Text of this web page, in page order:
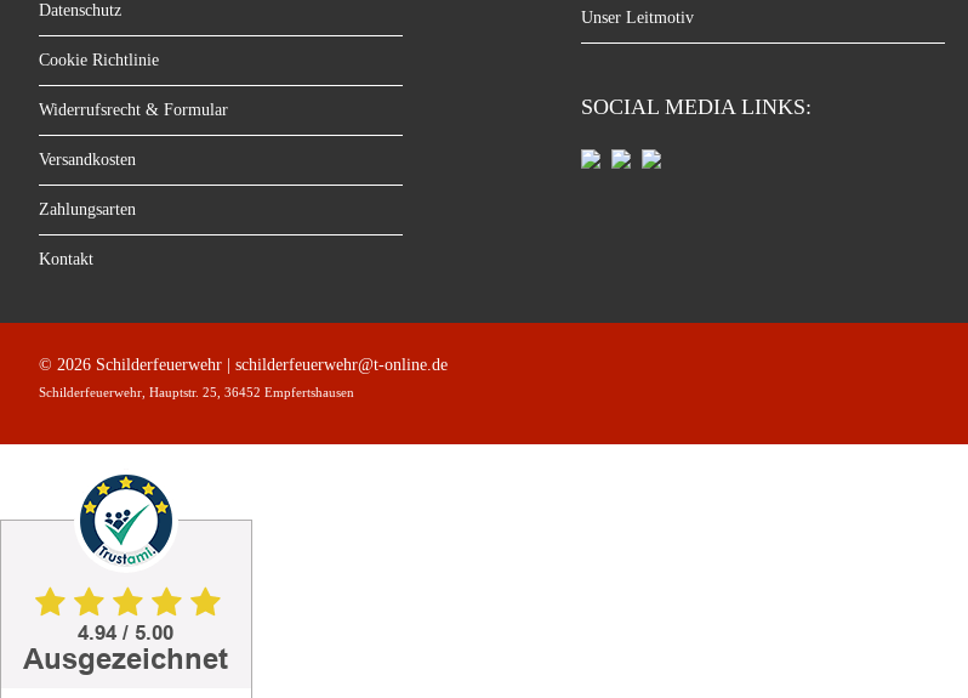
© 2026 Schilderfeuerwehr | schilderfeuerwehr@t-online.de
Schilderfeuerwehr, Hauptstr. 25, 36452 Empfertshausen
Datenschutz
Cookie Richtlinie
Widerrufsrecht & Formular
Versandkosten
Zahlungsarten
Kontakt
Unser Leitmotiv
SOCIAL MEDIA LINKS: